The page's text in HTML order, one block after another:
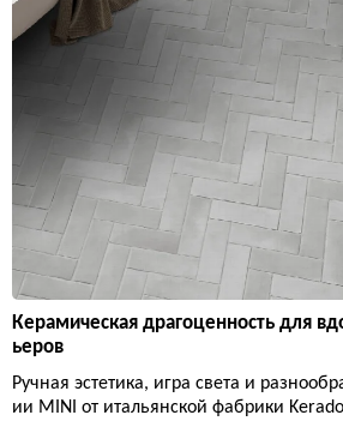
Керамическая драгоценность для
ьеров
Ручная эстетика, игра света и
ии MINI от итальянской фабрики